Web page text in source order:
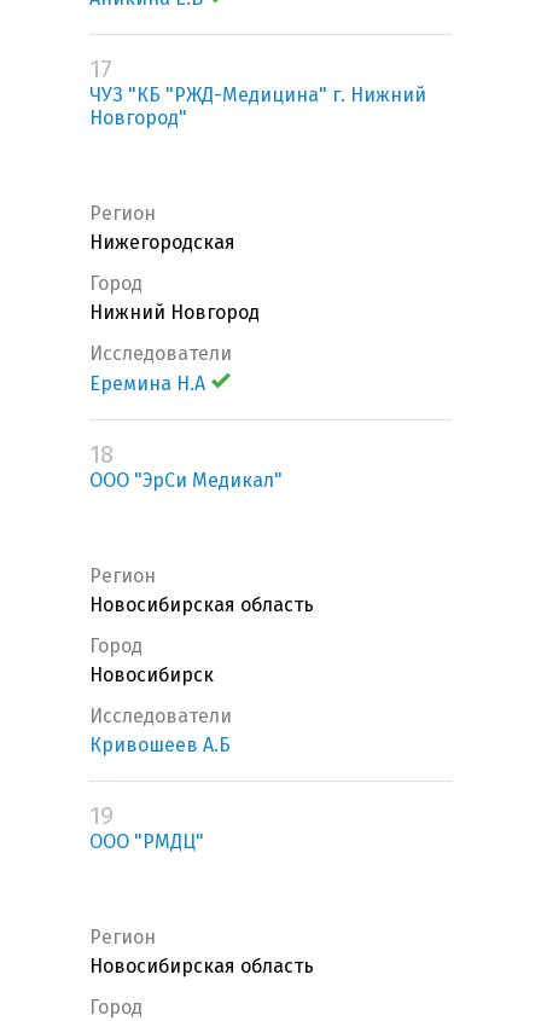
17
ЧУЗ "КБ "РЖД-Медицина" г. Нижний
Новгород"
Регион
Нижегородская
Город
Нижний Новгород
Исследователи
Еремина Н.А
18
ООО "ЭрСи Медикал"
Регион
Новосибирская область
Город
Новосибирск
Исследователи
Кривошеев А.Б
19
ООО "РМДЦ"
Регион
Новосибирская область
Город